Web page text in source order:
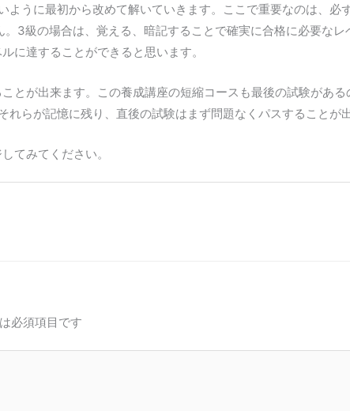
うに最初から改めて解いていきます。ここで重要なのは、必
3級の場合は、覚える、暗記することで確実に合格に必要な
に達することができると思います。
とが出来ます。この養成講座の短縮コースも最後の試験があ
らが記憶に残り、直後の試験はまず問題なくパスすることが出
てみてください。
必須項目です